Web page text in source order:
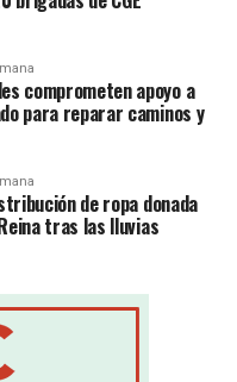
comprometen apoyo a
para reparar caminos y
de ropa donada
tras las lluvias